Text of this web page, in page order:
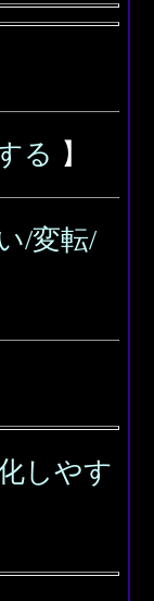
る 】
/変転/
しやす